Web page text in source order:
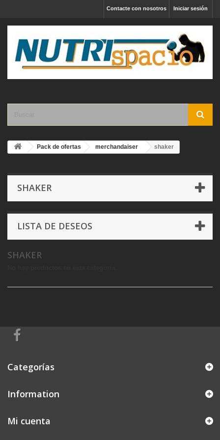
Iniciar sesión
Contacte con nosotros
Pack de ofertas merchandaiser shaker
SHAKER
LISTA DE DESEOS
SHAKER
Categorías
Information
Mi cuenta